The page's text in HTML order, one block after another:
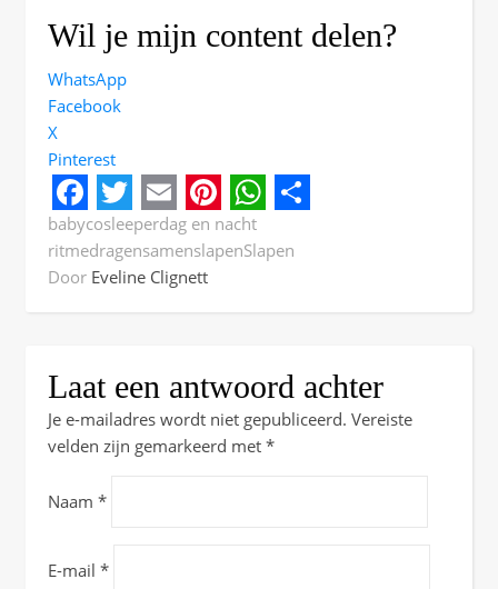
Wil je mijn content delen?
WhatsApp
Facebook
X
Pinterest
Facebook
Twitter
EmailPinterest
WhatsApp
babycosleeperdag en nacht
ritmedragensamenslapenSlapen
Door Eveline Clignett
Laat een antwoord achter
Je e-mailadres wordt niet gepubliceerd. Vereiste
velden zijn gemarkeerd met *
Naam *
E-mail *